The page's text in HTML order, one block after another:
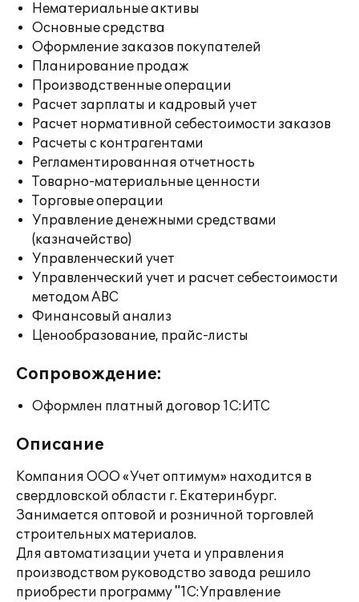
Нематериальные активы
Основные средства
Оформление заказов покупателей
Планирование продаж
Производственные операции
Расчет зарплаты и кадровый учет
Расчет нормативной себестоимости заказов
Расчеты с контрагентами
Регламентированная отчетность
Товарно-материальные ценности
Торговые операции
Управление денежными средствами
(казначейство)
Управленческий учет
Управленческий учет и расчет себестоимости
методом ABC
Финансовый анализ
Ценообразование, прайс-листы
Сопровождение:
Оформлен платный договор 1С:ИТС
Описание
Компания ООО «Учет оптимум» находится в
свердловской области г. Екатеринбург.
Занимается оптовой и розничной торговлей
строительных материалов.
Для автоматизации учета и управления
производством руководство завода решило
приобрести программу "1C:Управление